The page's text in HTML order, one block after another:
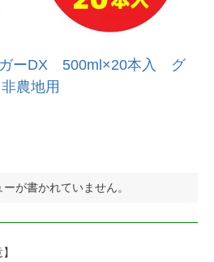
ーDX 500ml×20本入 グ
農地用
が書かれていません。